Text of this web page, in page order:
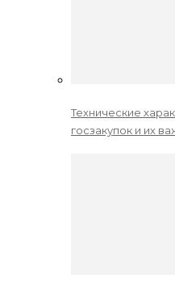
Технические
госзакупок и их